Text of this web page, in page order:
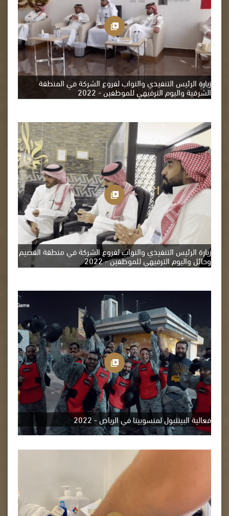
زيارة الرئيس التنفيذي والنواب لفروع الشركة في المنطقة
الشرقية واليوم الترفيهي للموظفين - 2022
زيارة الرئيس التنفيذي والنواب لفروع الشركة في منطقة القصيم
وحائل واليوم الترفيهي للموظفين - 2022
فعالية البينتبول لمنسوبينا في الرياض - 2022